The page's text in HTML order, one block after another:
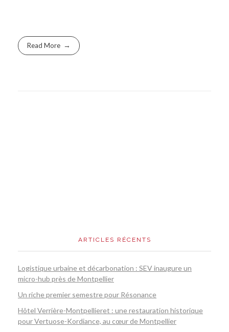
Read More
ARTICLES RÉCENTS
Logistique urbaine et décarbonation : SEV inaugure un
micro-hub près de Montpellier
Un riche premier semestre pour Résonance
Hôtel Verrière-Montpellieret : une restauration historique
pour Vertuose-Kordiance, au cœur de Montpellier